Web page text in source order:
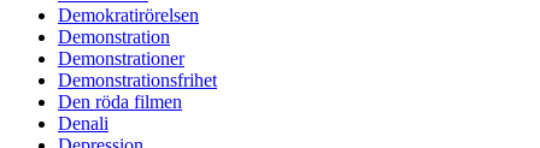
Demokratirörelsen
Demonstration
Demonstrationer
Demonstrationsfrihet
Den röda filmen
Denali